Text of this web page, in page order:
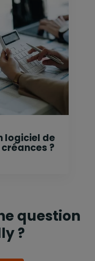
logiciel de
?
question
?